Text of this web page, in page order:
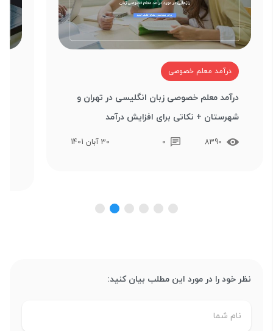
درآمد معلم خصوصی
درآمد معلم خصوصی زبان انگلیسی در تهران و
شهرستان + نکاتی برای افزایش درآمد
8390
0 30 آبان 1401
نظر خود را در مورد این مطلب بیان کنید: